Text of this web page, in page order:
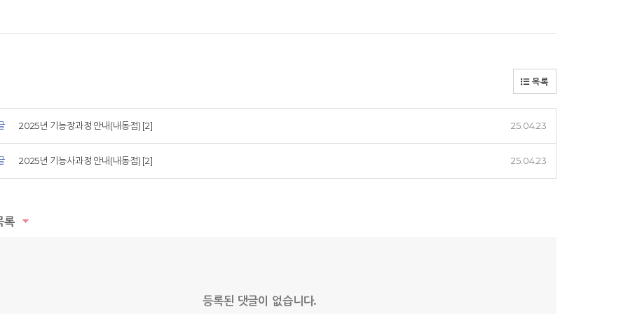
목록
2025년 기능장과정 안내(내동점) [2] 25.04.23
2025년 기능사과정 안내(내동점) [2] 25.04.23
록
등록된 댓글이 없습니다.